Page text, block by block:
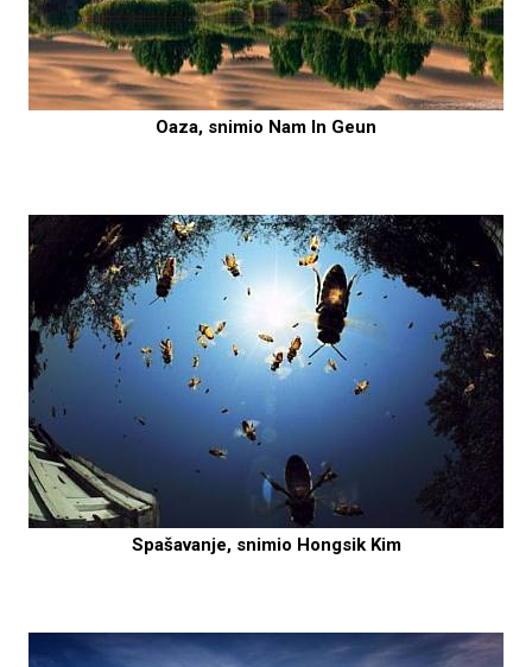
Oaza, snimio Nam In Geun
Spašavanje, snimio Hongsik Kim